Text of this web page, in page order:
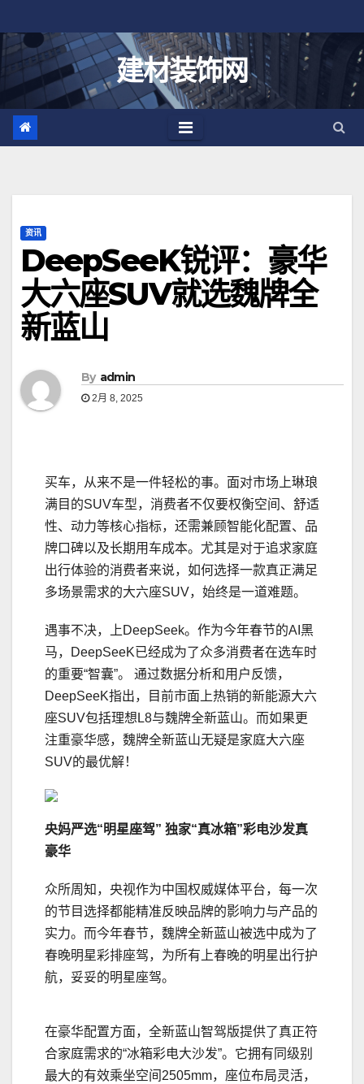
至
建材装饰网
资讯
DeepSeeK锐评：豪华
大六座SUV就选魏牌全
新蓝山
By admin
2月 8, 2025
买车，从来不是一件轻松的事。面对市场上琳琅
满目的SUV车型，消费者不仅要权衡空间、舒适
性、动力等核心指标，还需兼顾智能化配置、品
牌口碑以及长期用车成本。尤其是对于追求家庭
出行体验的消费者来说，如何选择一款真正满足
多场景需求的大六座SUV，始终是一道难题。
遇事不决，上DeepSeek。作为今年春节的AI黑
马，DeepSeeK已经成为了众多消费者在选车时
的重要“智囊”。 通过数据分析和用户反馈，
DeepSeeK指出，目前市面上热销的新能源大六
座SUV包括理想L8与魏牌全新蓝山。而如果更
注重豪华感，魏牌全新蓝山无疑是家庭大六座
SUV的最优解！
央妈严选“明星座驾” 独家“真冰箱”彩电沙发真
豪华
众所周知，央视作为中国权威媒体平台，每一次
的节目选择都能精准反映品牌的影响力与产品的
实力。而今年春节，魏牌全新蓝山被选中成为了
春晚明星彩排座驾，为所有上春晚的明星出行护
航，妥妥的明星座驾。
在豪华配置方面，全新蓝山智驾版提供了真正符
合家庭需求的“冰箱彩电大沙发”。它拥有同级别
最大的有效乘坐空间2505mm，座位布局灵活，